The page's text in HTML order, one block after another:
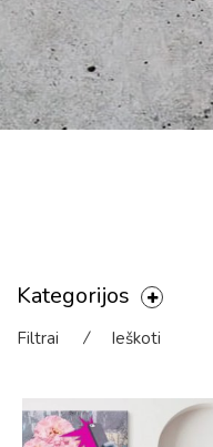
Kategorijos
Filtrai ⁄ Ieškoti